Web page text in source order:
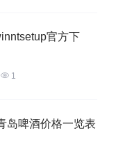
官方下
1
岛啤酒价格一览表